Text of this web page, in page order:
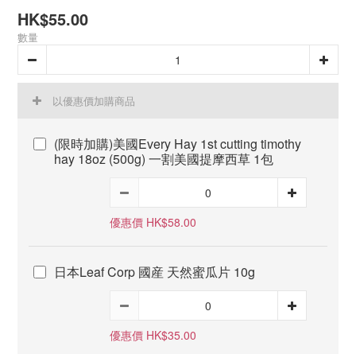
HK$55.00
數量
以優惠價加購商品
(限時加購)美國Every Hay 1st cutting timothy
hay 18oz (500g) 一割美國提摩西草 1包
優惠價 HK$58.00
日本Leaf Corp 國産 天然蜜瓜片 10g
優惠價 HK$35.00